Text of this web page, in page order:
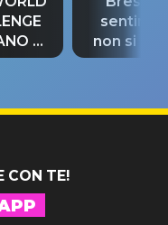
si
non si
fino alla
CON TE!